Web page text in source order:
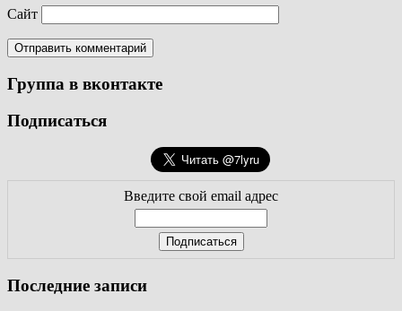
Сайт
Группа в вконтакте
Подписаться
Введите свой email адрес
Последние записи